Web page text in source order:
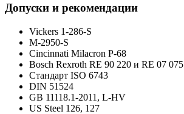
Допуски и рекомендации
Vickers 1-286-S
M-2950-S
Cincinnati Milacron P-68
Bosch Rexroth RE 90 220 и RE 07 075
Стандарт ISO 6743
DIN 51524
GB 11118.1-2011, L-HV
US Steel 126, 127